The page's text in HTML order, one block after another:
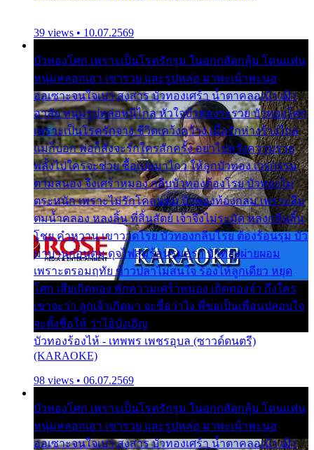
39 views • 10.07.2569
บัวทองโศก เพราะเป็นโรครักรุม ในอกกลัดกลุ้ม โดนแฟน
หนุ่มหลอกเอา เขารวย และรูปหล่อ มาพะเน้าพะนอ
ออเซาะจนใจเบา สงสาร บัวทองเศร้า น้ำตาคลอเบ้า เฝ้า
อาลัย หนุ่มรูปหล่อหนีไกล หัวใจบัวทองระรวย บัวทองโศก
เพราะเป็นโรครักจาง ชีวิตเคว้งคว้าง เมื่อรักห่างร้างไกล
แม่ก็บอก พ่อก็สั่งจะรักใครสักครั้ง อย่าไปหวังความรวย
พลั้งไปใครจะช่วย ซื้อเปลมาไกว ให้ลูกบัวทอง เวรกรรม
ตามสนอง จึงเศร้าหมอง กลีบบัวทองต้องโรย บัวทองไม่
ตระหนัก เพราะไม่รักโคลนตม บัวทองท้องกลม เพราะลืม
ตมน้ำคลอง หลงลิ้น ที่สิ้นสัตย์ เจ้าจึงไม่ระมัด หลงกลิ่นลิ้น
โชย คำหวาน เขาวาดโรย บัวทองกลีบโรย ต้องร้อนรุม บัว
มาบานก่อนตูม ดุจไฟสุมร้อนรุมอุรา บัวทองผ่ายผอม
เพราะตรอมฤทัย ข้าวปลาไม่สนใจ ร้องไห้ลูกเดียว หยุด
โศก เสียเถิดทอง พักความเศร้าหมอง เถิดทองจ๋า ถึงใคร
เขาจะว่า ลูกเจ้าเกิดมา จะชื่อว่าไง พี่ขอเป็นเพื่อนปลอบใจ
จะตั้งชื่อให้ ว่าไอ้บังเอิญ
บัวทองร้องไห้ - เทพพร เพชรอุบล (ซาวด์ดนตรี)
(KARAOKE)
98 views • 06.07.2569
บัวทองโศก เพราะเป็นโรครักรุม ในอกกลัดกลุ้ม โดนแฟน
หนุ่มหลอกเอา เขารวย และรูปหล่อ มาพะเน้าพะนอ
ออเซาะจนใจเบา สงสาร บัวทองเศร้า น้ำตาคลอเบ้า เฝ้า